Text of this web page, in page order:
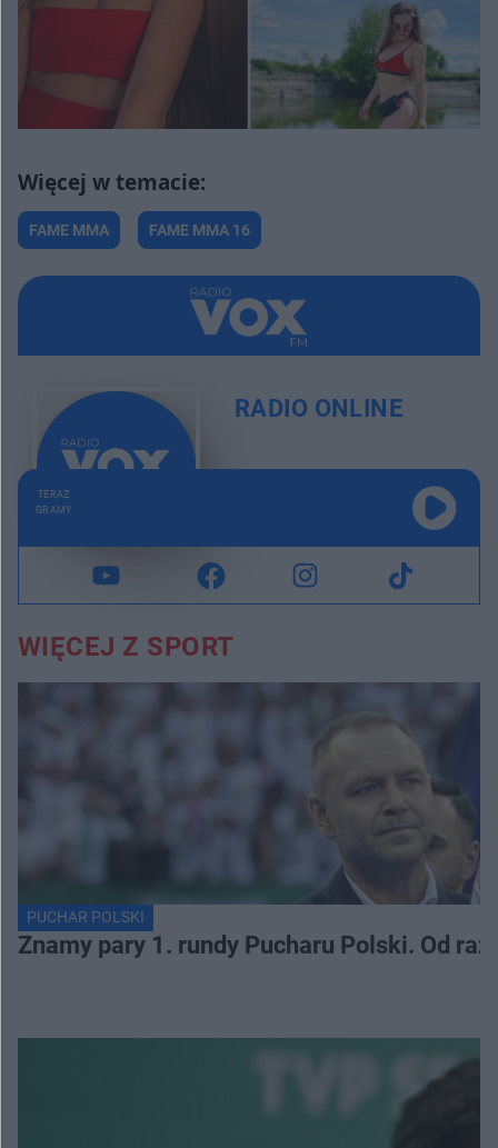
FAME MMA FAME MMA 16
RADIO ONLINE
TERAZ
GRAMY
WIĘCEJ Z SPORT
PUCHAR POLSKI
Znamy pary 1. rundy Pucharu Polski. Od